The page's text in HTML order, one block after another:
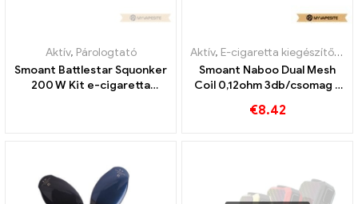
Aktív, Párologtató
Smoant Battlestar Squonker
200 W Kit e-cigaretta
Aktív, E-cigaretta kiegészítők ,
Smoant Naboo Dual Mesh
Coil 0,12ohm 3db/csomag E
丨Egyedi
€8.42